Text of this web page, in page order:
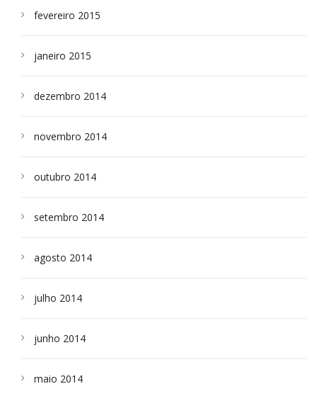
fevereiro 2015
janeiro 2015
dezembro 2014
novembro 2014
outubro 2014
setembro 2014
agosto 2014
julho 2014
junho 2014
maio 2014